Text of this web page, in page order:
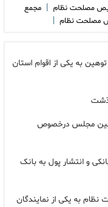
مصلحت نظام | مجمع
مصلحت نظام |
به یکی از اقوام استان
مجلس درخصوص
و انتشار پول به بانک
به یکی از نمایندگان